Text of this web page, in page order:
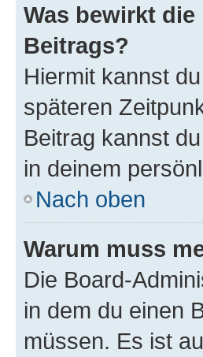
Was bewirkt
Beitrags?
Hiermit kannst
späteren
Beitrag kannst
in deinem
Nach oben
Warum muss
Die Board-
in dem du einen
müssen. Es ist